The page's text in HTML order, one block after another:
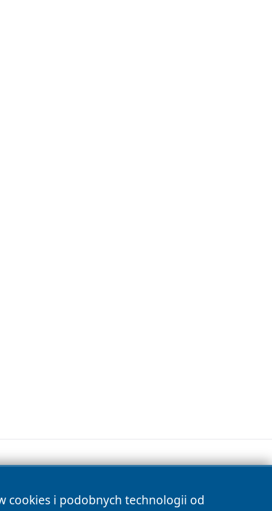
cookies i podobnych technologii od